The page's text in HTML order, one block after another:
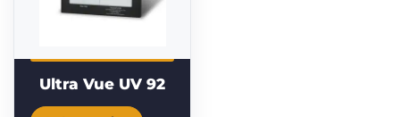
Ultra Vue UV 92